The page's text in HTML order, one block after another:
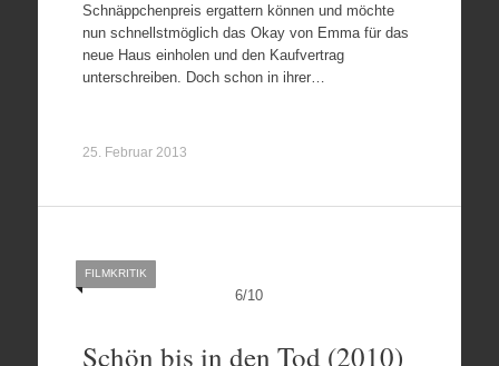
Schnäppchenpreis ergattern können und möchte
nun schnellstmöglich das Okay von Emma für das
neue Haus einholen und den Kaufvertrag
unterschreiben. Doch schon in ihrer…
25. Februar 2013
6/10
FILMKRITIK
Schön bis in den Tod (2010)